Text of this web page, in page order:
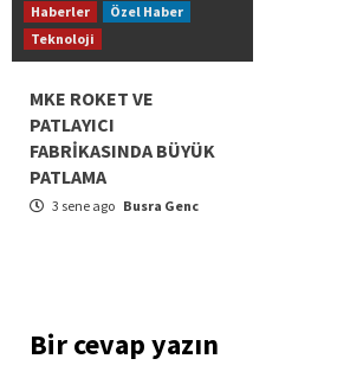
Haberler
Özel Haber
Teknoloji
MKE ROKET VE
PATLAYICI
FABRİKASINDA BÜYÜK
PATLAMA
3 sene ago Busra Genc
Bir cevap yazın